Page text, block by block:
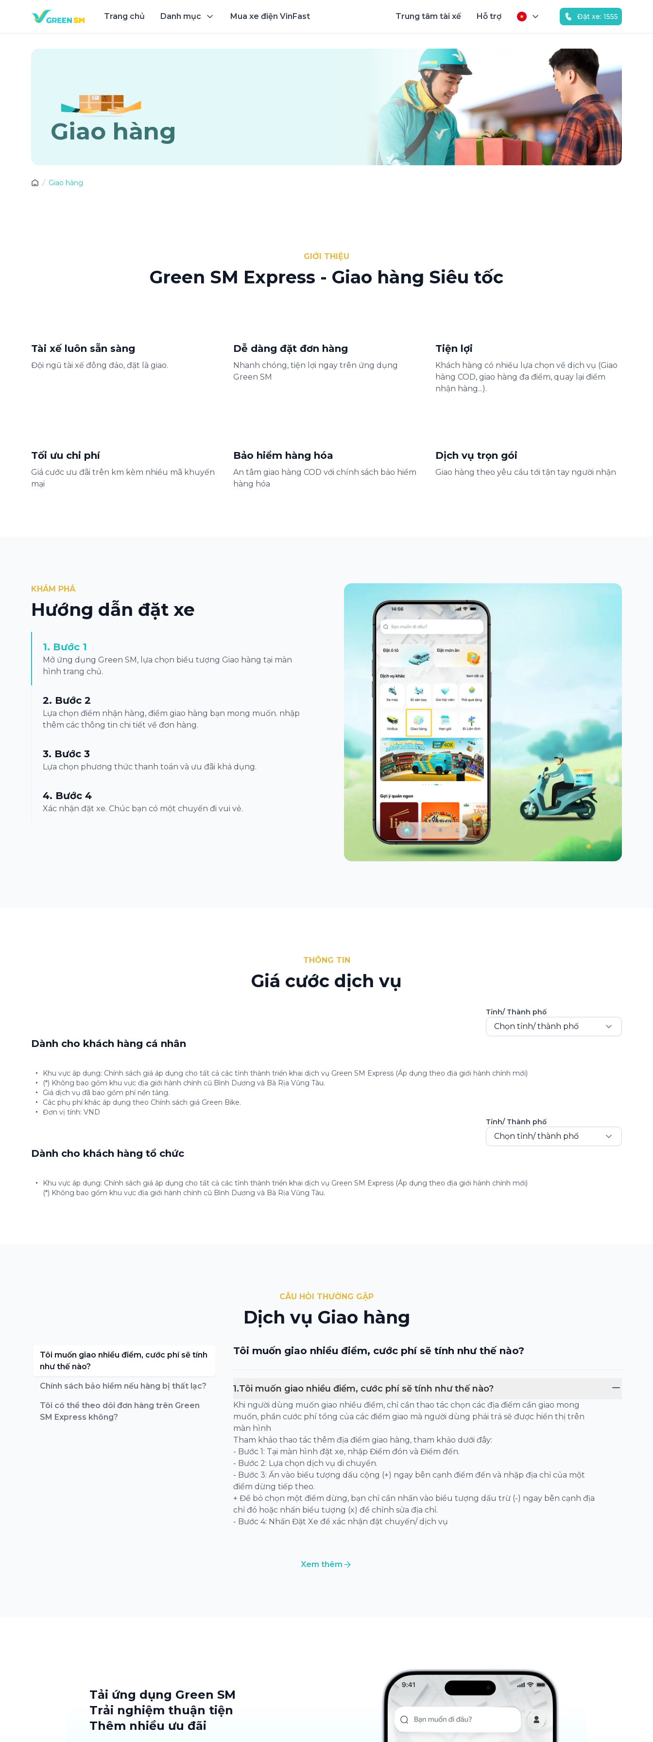
Trang chủ Danh mục Mua xe điện VinFast Trung tâm tài xế Hỗ trợ Đặt xe: 1555
Giao hàng
Giao hàng
GIỚI THIỆU
Green SM Express - Giao hàng Siêu tốc
Tài xế luôn sẵn sàng
Đội ngũ tài xế đông đảo, đặt là giao.
Dễ dàng đặt đơn hàng
Nhanh chóng, tiện lợi ngay trên ứng dụng
Green SM
Tiện lợi
Khách hàng có nhiều lựa chọn về dịch vụ (Giao
hàng COD, giao hàng đa điểm, quay lại điểm
nhận hàng...).
Tối ưu chi phí
Giá cước ưu đãi trên km kèm nhiều mã khuyến
mại
Bảo hiểm hàng hóa
An tâm giao hàng COD với chính sách bảo hiểm
hàng hóa
Dịch vụ trọn gói
Giao hàng theo yêu cầu tới tận tay người nhận
KHÁM PHÁ
Hướng dẫn đặt xe
1. Bước 1
Mở ứng dụng Green SM, lựa chọn biểu tượng Giao hàng tại màn
hình trang chủ.
2. Bước 2
Lựa chọn điểm nhận hàng, điểm giao hàng bạn mong muốn. nhập
thêm các thông tin chi tiết về đơn hàng.
3. Bước 3
Lựa chọn phương thức thanh toán và ưu đãi khả dụng.
4. Bước 4
Xác nhận đặt xe. Chúc bạn có một chuyến đi vui vẻ.
THÔNG TIN
Giá cước dịch vụ
Tỉnh/ Thành phố
Chọn tỉnh/ thành phố
Dành cho khách hàng cá nhân
Khu vực áp dụng: Chính sách giá áp dụng cho tất cả các tỉnh thành triển khai dịch vụ Green SM Express (Áp dụng theo địa giới hành chính mới)
(*) Không bao gồm khu vực địa giới hành chính cũ Bình Dương và Bà Rịa Vũng Tàu.
Giá dịch vụ đã bao gồm phí nền tảng.
Các phụ phí khác áp dụng theo Chính sách giá Green Bike.
Đơn vị tính: VND
Tỉnh/ Thành phố
Chọn tỉnh/ thành phố
Dành cho khách hàng tổ chức
Khu vực áp dụng: Chính sách giá áp dụng cho tất cả các tỉnh thành triển khai dịch vụ Green SM Express (Áp dụng theo địa giới hành chính mới)
(*) Không bao gồm khu vực địa giới hành chính cũ Bình Dương và Bà Rịa Vũng Tàu.
CÂU HỎI THƯỜNG GẶP
Dịch vụ Giao hàng
Tôi muốn giao nhiều điểm, cước phí sẽ tính
như thế nào?
Chính sách bảo hiểm nếu hàng bị thất lạc?
Tôi có thể theo dõi đơn hàng trên Green
SM Express không?
Tôi muốn giao nhiều điểm, cước phí sẽ tính như thế nào?
1.Tôi muốn giao nhiều điểm, cước phí sẽ tính như thế nào?
Khi người dùng muốn giao nhiều điểm, chỉ cần thao tác chọn các địa điểm cần giao mong
muốn, phần cước phí tổng của các điểm giao mà người dùng phải trả sẽ được hiển thị trên
màn hình
Tham khảo thao tác thêm địa điểm giao hàng, tham khảo dưới đây:
- Bước 1: Tại màn hình đặt xe, nhập Điểm đón và Điểm đến.
- Bước 2: Lựa chọn dịch vụ di chuyển.
- Bước 3: Ấn vào biểu tượng dấu cộng (+) ngay bên cạnh điểm đến và nhập địa chỉ của một
điểm dừng tiếp theo.
+ Để bỏ chọn một điểm dừng, bạn chỉ cần nhấn vào biểu tượng dấu trừ (-) ngay bên cạnh địa
chỉ đó hoặc nhấn biểu tượng (x) để chỉnh sửa địa chỉ.
- Bước 4: Nhấn Đặt Xe để xác nhận đặt chuyến/ dịch vụ
Xem thêm
Tải ứng dụng Green SM
Trải nghiệm thuận tiện
Thêm nhiều ưu đãi